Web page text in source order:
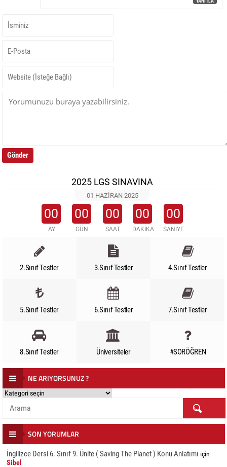
2025 LGS SINAVINA
01 HAZIRAN 2025
00
AY
00
GÜN
00
SAAT
00
DAKİKA
00
SANİYE
2.Sınıf Testler 3.Sınıf Testler 4.Sınıf Testler
5.Sınıf Testler 6.Sınıf Testler 7.Sınıf Testler
8.Sınıf Testler Üniversiteler #SORÖĞREN
NE ARIYORSUNUZ ?
NE
ARIYORSUNUZ
SON YORUMLAR
İngilizce Dersi 6. Sınıf 9. Ünite ( Saving The Planet ) Konu Anlatımı için
Sibel